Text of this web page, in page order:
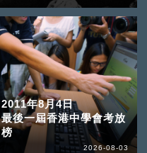
2011年8月4日
最後一屆香港中學會考放
榜
2026-08-03